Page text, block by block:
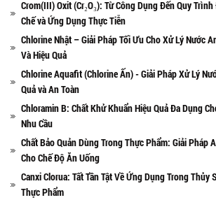
Crom(III) Oxit (Cr₂O₃): Từ Công Dụng Đến Quy
Chế và Ứng Dụng Thực Tiễn
Chlorine Nhật – Giải Pháp Tối Ưu Cho Xử Lý Nước
Và Hiệu Quả
Chlorine Aquafit (Chlorine Ấn) - Giải Pháp Xử Lý
Quả và An Toàn
Chloramin B: Chất Khử Khuẩn Hiệu Quả Đa Dụng
Nhu Cầu
Chất Bảo Quản Dùng Trong Thực Phẩm: Giải Pháp
Cho Chế Độ Ăn Uống
Canxi Clorua: Tất Tần Tật Về Ứng Dụng Trong Thủy
Thực Phẩm